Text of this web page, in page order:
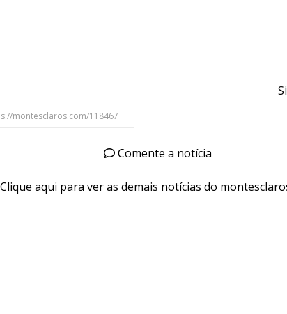
Comente a notícia
Clique aqui para ver as demais notícias do